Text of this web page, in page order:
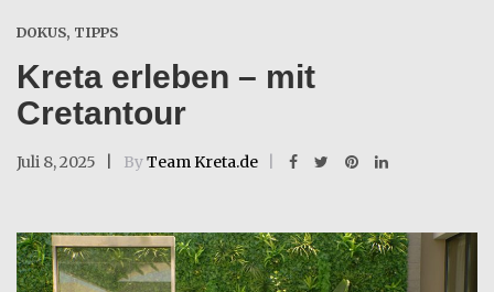
DOKUS, TIPPS
Kreta erleben – mit
Cretantour
Juli 8, 2025 ByTeam Kreta.de